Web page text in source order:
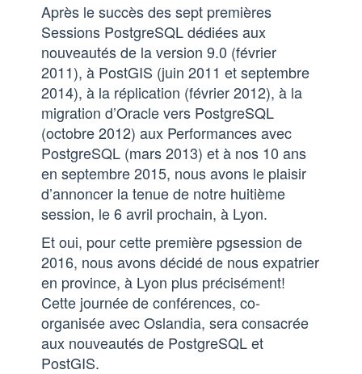
Après le succès des sept premières
Sessions PostgreSQL dédiées aux
nouveautés de la version 9.0 (février
2011), à PostGIS (juin 2011 et septembre
2014), à la réplication (février 2012), à la
migration d’Oracle vers PostgreSQL
(octobre 2012) aux Performances avec
PostgreSQL (mars 2013) et à nos 10 ans
en septembre 2015, nous avons le plaisir
d’annoncer la tenue de notre huitième
session, le 6 avril prochain, à Lyon.
Et oui, pour cette première pgsession de
2016, nous avons décidé de nous expatrier
en province, à Lyon plus précisément!
Cette journée de conférences, co-
organisée avec Oslandia, sera consacrée
aux nouveautés de PostgreSQL et
PostGIS.